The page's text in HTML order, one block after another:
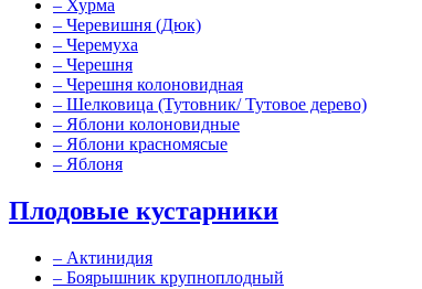
– Хурма
– Черевишня (Дюк)
– Черемуха
– Черешня
– Черешня колоновидная
– Шелковица (Тутовник/ Тутовое дерево)
– Яблони колоновидные
– Яблони красномясые
– Яблоня
Плодовые кустарники
– Актинидия
– Боярышник крупноплодный